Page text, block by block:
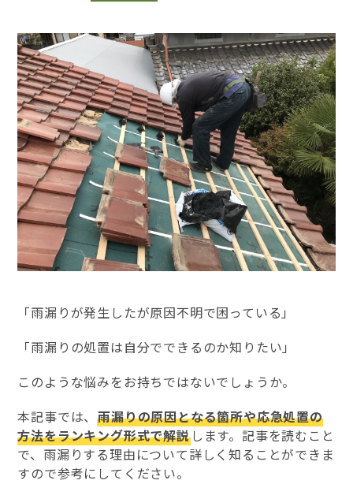
「雨漏りが発生したが原因不明で困っている」
「雨漏りの処置は自分でできるのか知りたい」
このような悩みをお持ちではないでしょうか。
本記事では、雨漏りの原因となる箇所や応急処置の
方法をランキング形式で解説します。記事を読むこと
で、雨漏りする理由について詳しく知ることができま
すので参考にしてください。